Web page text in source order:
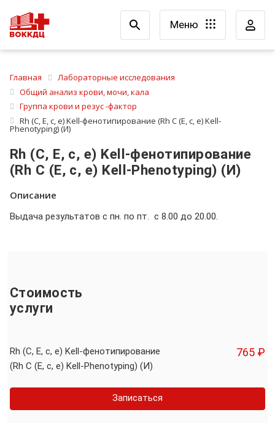
Меню
Главная
Лабораторные исследования
Общий анализ крови, мочи, кала
Группа крови и резус -фактор
Rh (C, E, c, e) Kell-фенотипирование (Rh C (E, c, e) Kell-
Phenotyping) (И)
Rh (C, E, c, e) Kell-фенотипирование
(Rh C (E, c, e) Kell-Phenotyping) (И)
Описание
Выдача результатов с пн. по пт. с 8.00 до 20.00.
Стоимость
услуги
Rh (C, E, c, e) Kell-фенотипирование
(Rh C (E, c, e) Kell-Phenotyping) (И)
765 ₽
Записаться